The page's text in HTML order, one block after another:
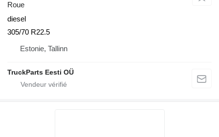
Roue
diesel
305/70 R22.5
Estonie, Tallinn
TruckParts Eesti OÜ